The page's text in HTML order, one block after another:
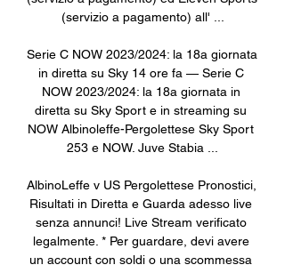
(servizio a pagamento) all' ...
Serie C NOW 2023/2024: la 18a giornata
in diretta su Sky 14 ore fa — Serie C
NOW 2023/2024: la 18a giornata in
diretta su Sky Sport e in streaming su
NOW Albinoleffe-Pergolettese Sky Sport
253 e NOW. Juve Stabia ...
AlbinoLeffe v US Pergolettese Pronostici,
Risultati in Diretta e Guarda adesso live
senza annunci! Live Stream verificato
legalmente. * Per guardare, devi avere
un account con soldi o una scommessa